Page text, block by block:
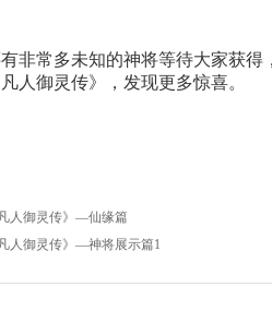
非常多未知的神将等待大家获
人御灵传》，发现更多惊喜。
凡人御灵传》—仙缘篇
凡人御灵传》—神将展示篇1